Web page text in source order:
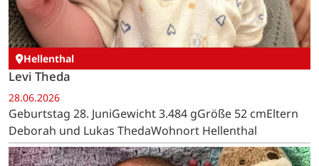
Hellenthal
Levi Theda
28.06.2026
Geburtstag 28. JuniGewicht 3.484 gGröße 52 cmEltern
Deborah und Lukas ThedaWohnort Hellenthal